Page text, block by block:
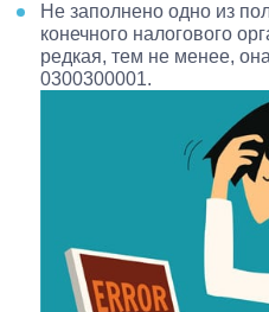
Не заполнено одно из
конечного налогового
редкая, тем не менее,
0300300001.